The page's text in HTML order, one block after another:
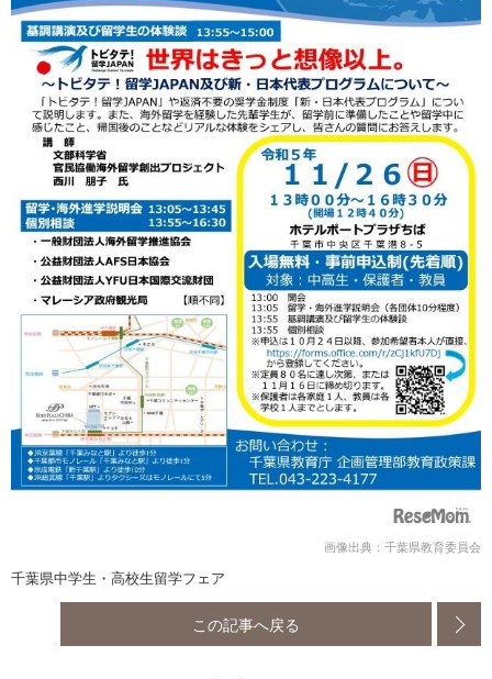
画像出典：千葉県教育委員会
千葉県中学生・高校生留学フェア
この記事へ戻る